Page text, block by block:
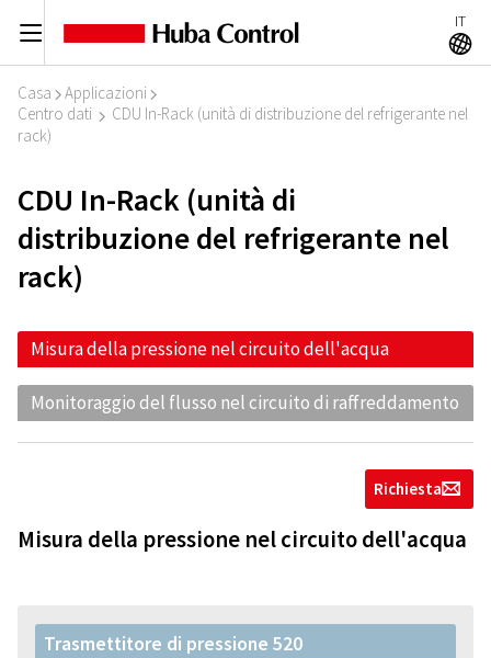
C IT
A
Casa I Applicazioni I
Centro dati I CDU In-Rack (unità di distribuzione del refrigerante nel
rack)
CDU In-Rack (unità di
distribuzione del refrigerante nel
rack)
Misura della pressione nel circuito dell'acqua
Monitoraggio del flusso nel circuito di raffreddamento
Richiestag
Misura della pressione nel circuito dell'acqua
Trasmettitore di pressione 520